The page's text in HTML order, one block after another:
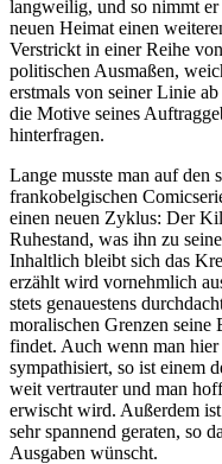
langweilig, und so nimmt er
neuen Heimat einen
Verstrickt in einer Reihe
politischen Ausmaßen,
erstmals von seiner Linie
die Motive seines
hinterfragen.
Lange musste man auf den
frankobelgischen
einen neuen Zyklus: Der
Ruhestand, was ihn zu
Inhaltlich bleibt sich das
erzählt wird vornehmlich
stets genauestens
moralischen Grenzen
findet. Auch wenn man
sympathisiert, so ist einem
weit vertrauter und man
erwischt wird. Außerdem
sehr spannend geraten, so
Ausgaben wünscht.